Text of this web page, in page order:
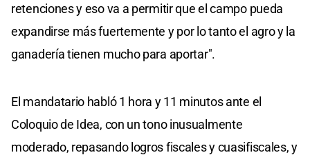
retenciones y eso va a permitir que el campo pueda
expandirse más fuertemente y por lo tanto el agro y la
ganadería tienen mucho para aportar".
El mandatario habló 1 hora y 11 minutos ante el
Coloquio de Idea, con un tono inusualmente
moderado, repasando logros fiscales y cuasifiscales, y